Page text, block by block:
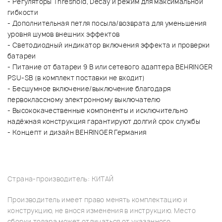
гибкости
- Дополнительная петля посыла/возврата для уменьшения
уровня шумов внешних эффектов
- Светодиодный индикатор включения эффекта и проверки
батареи
- Питание от батареи 9 В или сетевого адаптера BEHRINGER
PSU-SB (в комплект поставки не входит)
- Бесшумное включение/выключение благодаря
первоклассному электронному выключателю
- Высококачественные компоненты и исключительно
надёжная конструкция гарантируют долгий срок службы
- Концепт и дизайн BEHRINGER Германия
Страна-производитель: КИТАЙ
Производитель имеет право менять комплектацию и
конструкцию, не внося изменения в инструкцию. Место